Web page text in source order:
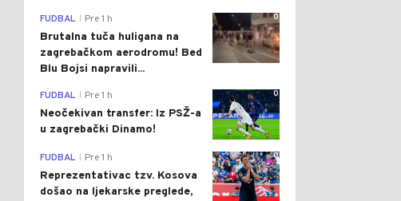
0
FUDBAL Pre 1 h
Brutalna tuča huligana na
zagrebačkom aerodromu! Bed
Blu Bojsi napravili...
0
FUDBAL Pre 1 h
Neočekivan transfer: Iz PSŽ-a
u zagrebački Dinamo!
0
FUDBAL Pre 1 h
Reprezentativac tzv. Kosova
došao na ljekarske preglede,